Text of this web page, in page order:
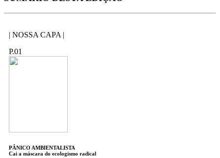
| NOSSA CAPA |
P.01
PÂNICO AMBIENTALISTA
Cai a máscara do ecologismo radical